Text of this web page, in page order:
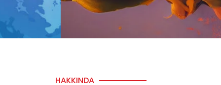
HAKKINDA